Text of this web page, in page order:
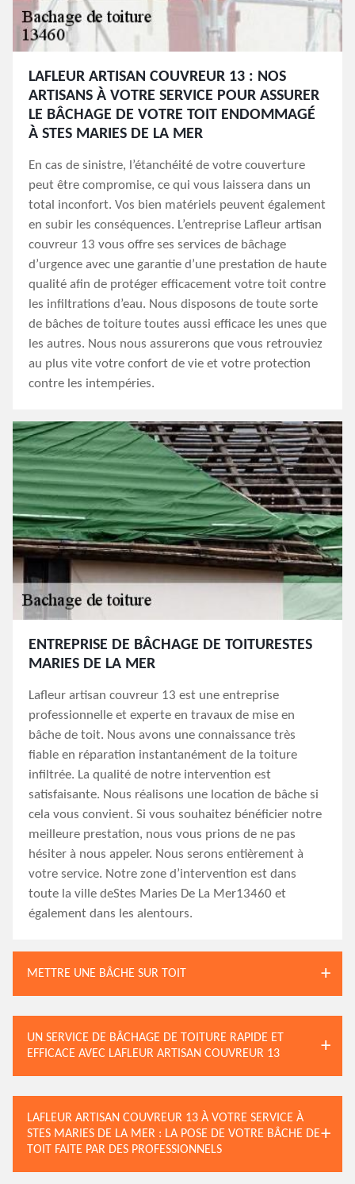
LAFLEUR ARTISAN COUVREUR 13 : NOS
ARTISANS À VOTRE SERVICE POUR ASSURER
LE BÂCHAGE DE VOTRE TOIT ENDOMMAGÉ
À STES MARIES DE LA MER
En cas de sinistre, l’étanchéité de votre couverture
peut être compromise, ce qui vous laissera dans un
total inconfort. Vos bien matériels peuvent également
en subir les conséquences. L’entreprise Lafleur artisan
couvreur 13 vous offre ses services de bâchage
d’urgence avec une garantie d’une prestation de haute
qualité afin de protéger efficacement votre toit contre
les infiltrations d’eau. Nous disposons de toute sorte
de bâches de toiture toutes aussi efficace les unes que
les autres. Nous nous assurerons que vous retrouviez
au plus vite votre confort de vie et votre protection
contre les intempéries.
ENTREPRISE DE BÂCHAGE DE TOITURESTES
MARIES DE LA MER
Lafleur artisan couvreur 13 est une entreprise
professionnelle et experte en travaux de mise en
bâche de toit. Nous avons une connaissance très
fiable en réparation instantanément de la toiture
infiltrée. La qualité de notre intervention est
satisfaisante. Nous réalisons une location de bâche si
cela vous convient. Si vous souhaitez bénéficier notre
meilleure prestation, nous vous prions de ne pas
hésiter à nous appeler. Nous serons entièrement à
votre service. Notre zone d’intervention est dans
toute la ville deStes Maries De La Mer13460 et
également dans les alentours.
METTRE UNE BÂCHE SUR TOIT
UN SERVICE DE BÂCHAGE DE TOITURE RAPIDE ET
EFFICACE AVEC LAFLEUR ARTISAN COUVREUR 13
LAFLEUR ARTISAN COUVREUR 13 À VOTRE SERVICE À
STES MARIES DE LA MER : LA POSE DE VOTRE BÂCHE DE
TOIT FAITE PAR DES PROFESSIONNELS